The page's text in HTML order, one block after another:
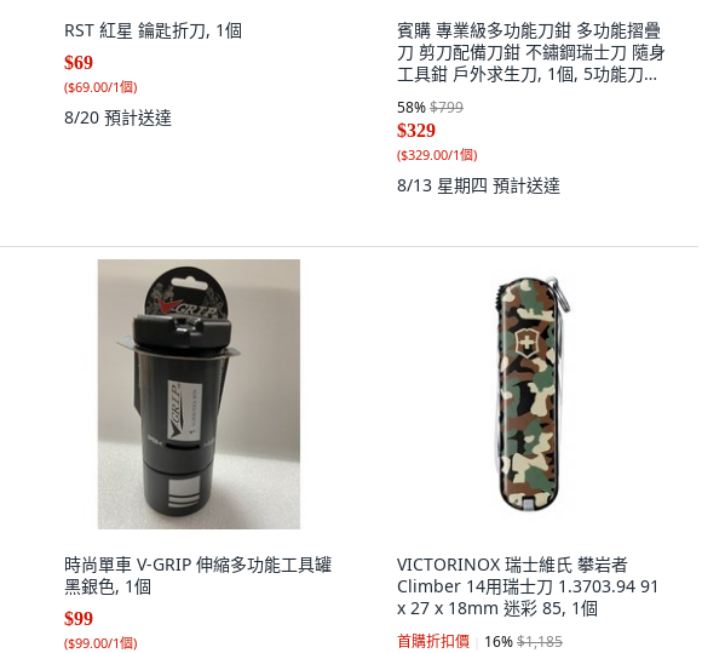
RST 紅星 鑰匙折刀, 1個
$69
($69.00/1個)
8/20 預計送達
賓購 專業級多功能刀鉗 多功能摺疊
刀 剪刀配備刀鉗 不鏽鋼瑞士刀 隨身
工具鉗 戶外求生刀, 1個, 5功能刀具/
58%$799
$329
($329.00/1個)
8/13 星期四 預計送達
時尚單車 V-GRIP 伸縮多功能工具罐
黑銀色, 1個
$99
($99.00/1個)
VICTORINOX 瑞士維氏 攀岩者
Climber 14用瑞士刀 1.3703.94 91
x 27 x 18mm 迷彩 85, 1個
首購折扣價 16%$1,185